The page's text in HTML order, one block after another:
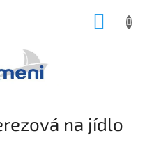
na jídlo